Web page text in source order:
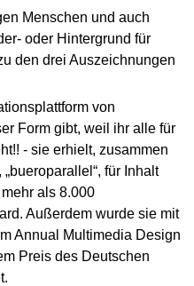
Menschen und auch
oder Hintergrund für
den drei Auszeichnungen
von
Form gibt, weil ihr alle für
- sie erhielt, zusammen
für Inhalt
als 8.000
Außerdem wurde sie mit
Annual Multimedia Design
Preis des Deutschen